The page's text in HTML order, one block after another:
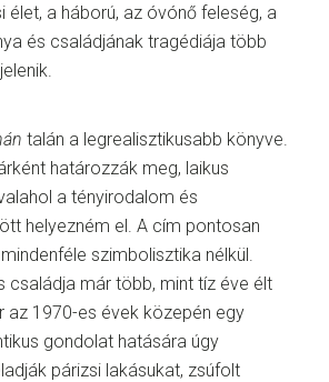
élet, a háború, az óvónő feleség, a
és családjának tragédiája több
talán a legrealisztikusabb könyve.
határozzák meg, laikus
a tényirodalom és
helyezném el. A cím pontosan
szimbolisztika nélkül.
családja már több, mint tíz éve élt
az 1970-es évek közepén egy
gondolat hatására úgy
párizsi lakásukat, zsúfolt